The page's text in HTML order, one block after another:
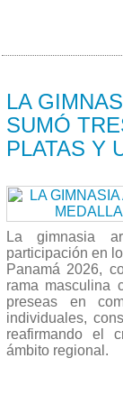
LA
SUMÓ
PLATAS Y
La gimnasia
participación en
Panamá 2026,
rama masculina
preseas en
individuales,
reafirmando el
ámbito regional.